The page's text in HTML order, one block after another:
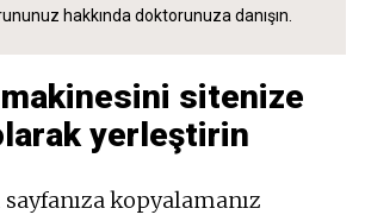
hakkında doktorunuza danışın.
sitenize
yerleştirin
kopyalamanız